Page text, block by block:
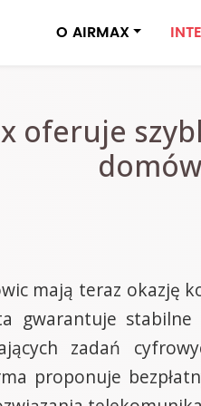
O AIRMAX
oferuje
mają teraz okazję
gwarantuje
zadań
proponuje